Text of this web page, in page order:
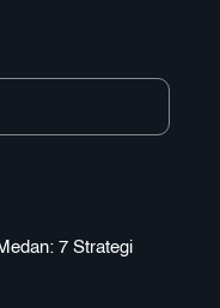
7 Strategi